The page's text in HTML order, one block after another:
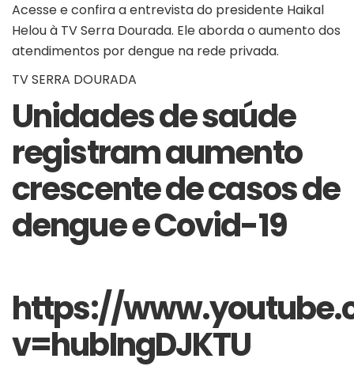
Acesse e confira a entrevista do presidente Haikal
Helou à TV Serra Dourada. Ele aborda o aumento dos
atendimentos por dengue na rede privada.
TV SERRA DOURADA
Unidades de saúde
registram aumento
crescente de casos de
dengue e Covid-19
https://
v=hubIngDJKTU